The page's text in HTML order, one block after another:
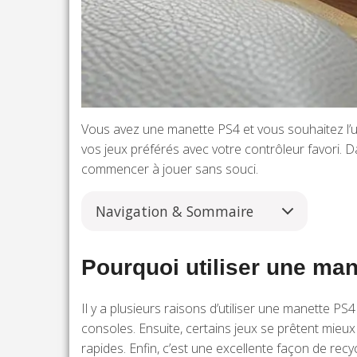
Vous avez une manette PS4 et vous souhaitez
vos jeux préférés avec votre contrôleur favori.
commencer à jouer sans souci.
Navigation & Sommaire
Pourquoi utiliser une
Il y a plusieurs raisons d’utiliser une manette
consoles. Ensuite, certains jeux se prêtent
rapides. Enfin, c’est une excellente façon de